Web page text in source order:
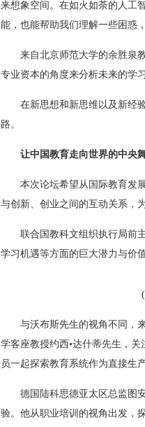
来想象空间。在如火如荼的人工
能，也能帮助我们理解一些困惑
来自北京师范大学的余胜泉
专业资本的角度来分析未来的学
在新思想和新思维以及新经
路。
让中国教育走向世界的中央
本次论坛希望从国际教育发
与创新、创业之间的互动关系，
联合国教科文组织执行局前
学习机遇等方面的巨大潜力与价
与沃布斯先生的视角不同，
学客座教授约西•达什蒂先生，
员一起探索教育系统作为直接生
德国陆科思德亚太区总监图
验。他从职业培训的视角出发，